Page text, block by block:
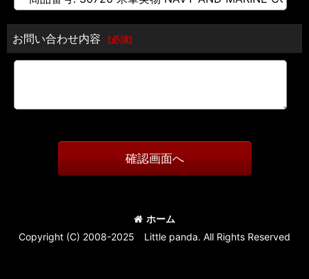
お問い合わせ内容 [必須]
確認画面へ
ホーム
Copyright (C) 2008-2025 Little panda. All Rights Reserved